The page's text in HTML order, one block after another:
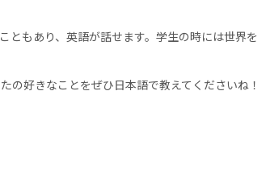
ともあり、英語が話せます。学生の時には世界を
の好きなことをぜひ日本語で教えてくださいね！